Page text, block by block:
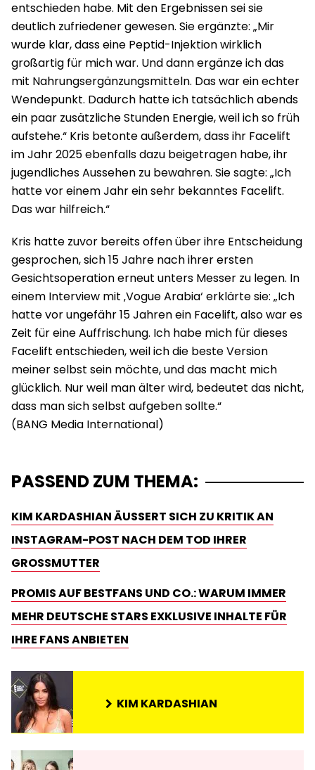
entschieden habe. Mit den Ergebnissen sei sie
deutlich zufriedener gewesen. Sie ergänzte: „Mir
wurde klar, dass eine Peptid-Injektion wirklich
großartig für mich war. Und dann ergänze ich das
mit Nahrungsergänzungsmitteln. Das war ein echter
Wendepunkt. Dadurch hatte ich tatsächlich abends
ein paar zusätzliche Stunden Energie, weil ich so früh
aufstehe.“ Kris betonte außerdem, dass ihr Facelift
im Jahr 2025 ebenfalls dazu beigetragen habe, ihr
jugendliches Aussehen zu bewahren. Sie sagte: „Ich
hatte vor einem Jahr ein sehr bekanntes Facelift.
Das war hilfreich.“
Kris hatte zuvor bereits offen über ihre Entscheidung
gesprochen, sich 15 Jahre nach ihrer ersten
Gesichtsoperation erneut unters Messer zu legen. In
einem Interview mit ‚Vogue Arabia‘ erklärte sie: „Ich
hatte vor ungefähr 15 Jahren ein Facelift, also war es
Zeit für eine Auffrischung. Ich habe mich für dieses
Facelift entschieden, weil ich die beste Version
meiner selbst sein möchte, und das macht mich
glücklich. Nur weil man älter wird, bedeutet das nicht,
dass man sich selbst aufgeben sollte.“
PASSEND ZUM THEMA:
KIM KARDASHIAN ÄUSSERT SICH ZU KRITIK AN I
NSTAGRAM-POST NACH DEM TOD IHRER G
ROSSMUTTER
PROMIS AUF BESTFANS UND CO.: WARUM IMMER
MEHR DEUTSCHE STARS EXKLUSIVE INHALTE FÜR
IHRE FANS ANBIETEN
KIM KARDASHIAN